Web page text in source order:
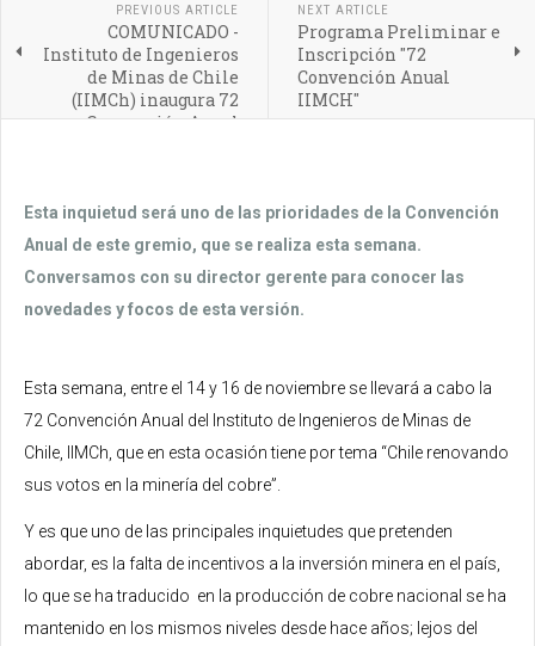
PREVIOUS ARTICLE
COMUNICADO -
Instituto de Ingenieros
de Minas de Chile
(IIMCh) inaugura 72
Convención Anual
NEXT ARTICLE
Programa Preliminar e
Inscripción "72
Convención Anual
IIMCH"
Esta inquietud será uno de las prioridades de la Convención
Anual de este gremio, que se realiza esta semana.
Conversamos con su director gerente para conocer las
novedades y focos de esta versión.
Esta semana, entre el 14 y 16 de noviembre se llevará a cabo la
72 Convención Anual del Instituto de Ingenieros de Minas de
Chile, IIMCh, que en esta ocasión tiene por tema “Chile renovando
sus votos en la minería del cobre”.
Y es que uno de las principales inquietudes que pretenden
abordar, es la falta de incentivos a la inversión minera en el país,
lo que se ha traducido en la producción de cobre nacional se ha
mantenido en los mismos niveles desde hace años; lejos del